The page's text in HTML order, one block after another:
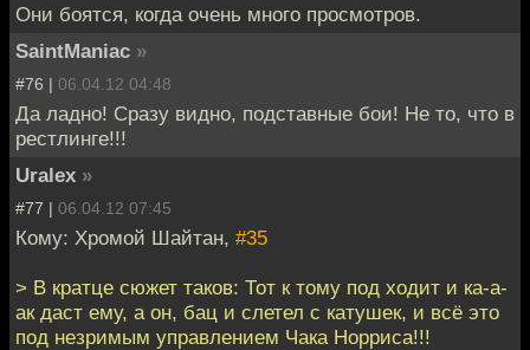
Они боятся, когда очень много просмотров.
SaintManiac »
#76 | 06.04.12 04:48
Да ладно! Сразу видно, подставные бои! Не то, что в
рестлинге!!!
Uralex »
#77 | 06.04.12 07:45
Кому: Хромой Шайтан, #35
> В кратце сюжет таков: Тот к тому под ходит и ка-а-
ак даст ему, а он, бац и слетел с катушек, и всё это
под незримым управлением Чака Норриса!!!